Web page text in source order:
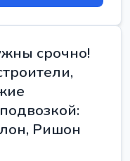
срочно!
Ришон